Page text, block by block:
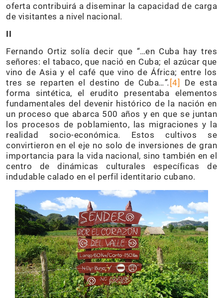
oferta contribuirá a diseminar la capacidad de carga
de visitantes a nivel nacional.
II
Fernando Ortiz solía decir que “…en Cuba hay tres
señores: el tabaco, que nació en Cuba; el azúcar que
vino de Asia y el café que vino de África; entre los
tres se reparten el destino de Cuba…”. [4]
De esta
forma sintética, el erudito presentaba elementos
fundamentales del devenir histórico de la nación en
un proceso que abarca 500 años y en que se juntan
los procesos de poblamiento, las migraciones y la
realidad socio-económica. Estos cultivos se
convirtieron en el eje no solo de inversiones de gran
importancia para la vida nacional, sino también en el
centro de dinámicas culturales específicas de
indudable calado en el perfil identitario cubano.